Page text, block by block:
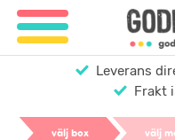
Leverans
Frakt
välj box välj